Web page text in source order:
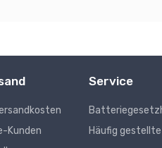
Kunden
Service
Häufig